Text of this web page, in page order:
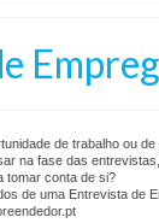
Valores
de trabalho ou
na fase das
tomar conta de si?
de uma Entrevista de